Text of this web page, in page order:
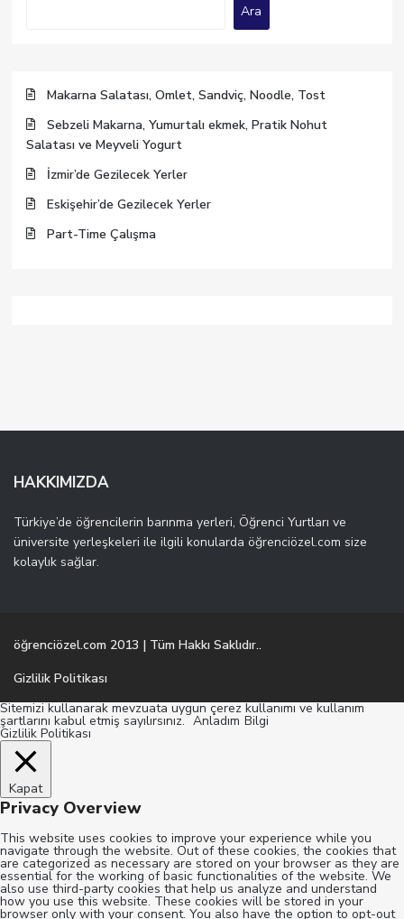
Ara
Makarna Salatası, Omlet, Sandviç, Noodle, Tost
Sebzeli Makarna, Yumurtalı ekmek, Pratik Nohut
Salatası ve Meyveli Yogurt
İzmir’de Gezilecek Yerler
Eskişehir’de Gezilecek Yerler
Part-Time Çalışma
HAKKIMIZDA
Türkiye’de öğrencilerin barınma yerleri, Öğrenci Yurtları ve
üniversite yerleşkeleri ile ilgili konularda öğrenciözel.com size
kolaylık sağlar.
öğrenciözel.com 2013 | Tüm Hakkı Saklıdır..
Gizlilik Politikası
Sitemizi kullanarak mevzuata uygun çerez kullanımı ve kullanım
şartlarını kabul etmiş sayılırsınız. Anladım Bilgi
Gizlilik Politikası
Kapat
Privacy Overview
This website uses cookies to improve your experience while you
navigate through the website. Out of these cookies, the cookies that
are categorized as necessary are stored on your browser as they are
essential for the working of basic functionalities of the website. We
also use third-party cookies that help us analyze and understand
how you use this website. These cookies will be stored in your
browser only with your consent. You also have the option to opt-out